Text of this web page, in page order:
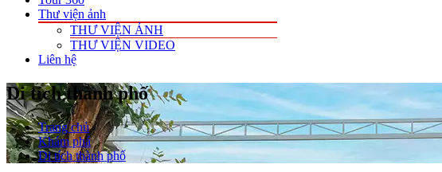
Thư viện ảnh
THƯ VIỆN ẢNH
THƯ VIỆN VIDEO
Liên hệ
Di tích thành phố
Trang chủ
Khám phá
Di tích thành phố